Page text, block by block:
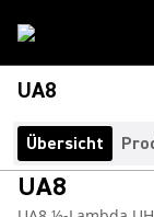
UA8
Übersicht
UA8